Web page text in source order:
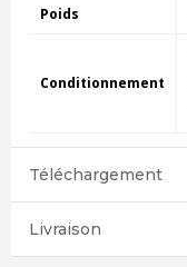
Poids
Conditionnement
Téléchargement
Livraison